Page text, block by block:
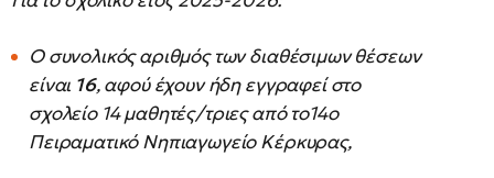
Ο συνολικός αριθμός των διαθέσιμων θέσεων
είναι 16, αφού έχουν ήδη εγγραφεί στο
σχολείο 14 μαθητές/τριες από το14ο
Πειραματικό Νηπιαγωγείο Κέρκυρας,